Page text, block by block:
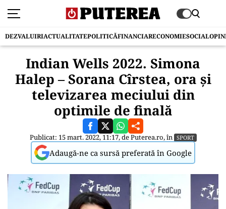
DEZVALUIRIACTUALITATEPOLITICĂFINANCIARECONOMIESOCIAL
Indian Wells 2022. Simona
Halep – Sorana Cîrstea, ora și
televizarea meciului din
optimile de finală
Publicat: 15 mart. 2022, 11:17, dePuterea.ro, în SPORT
Adaugă-ne ca sursă preferată în Google